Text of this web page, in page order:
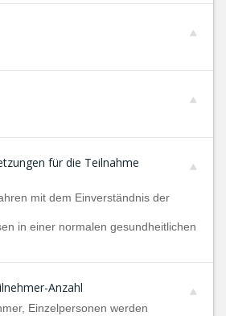
für die Teilnahme
mit dem Einverständnis der
in einer normalen gesundheitlichen
Anzahl
Einzelpersonen werden